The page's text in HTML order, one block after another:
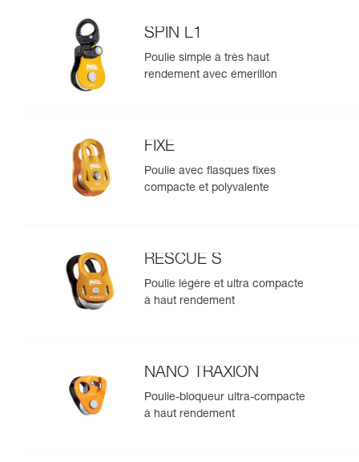
SPIN L1
Poulie simple à très haut
rendement avec émerillon
FIXE
Poulie avec flasques fixes
compacte et polyvalente
RESCUE S
Poulie légère et ultra compacte
à haut rendement
NANO TRAXION
Poulie-bloqueur ultra-compacte
à haut rendement